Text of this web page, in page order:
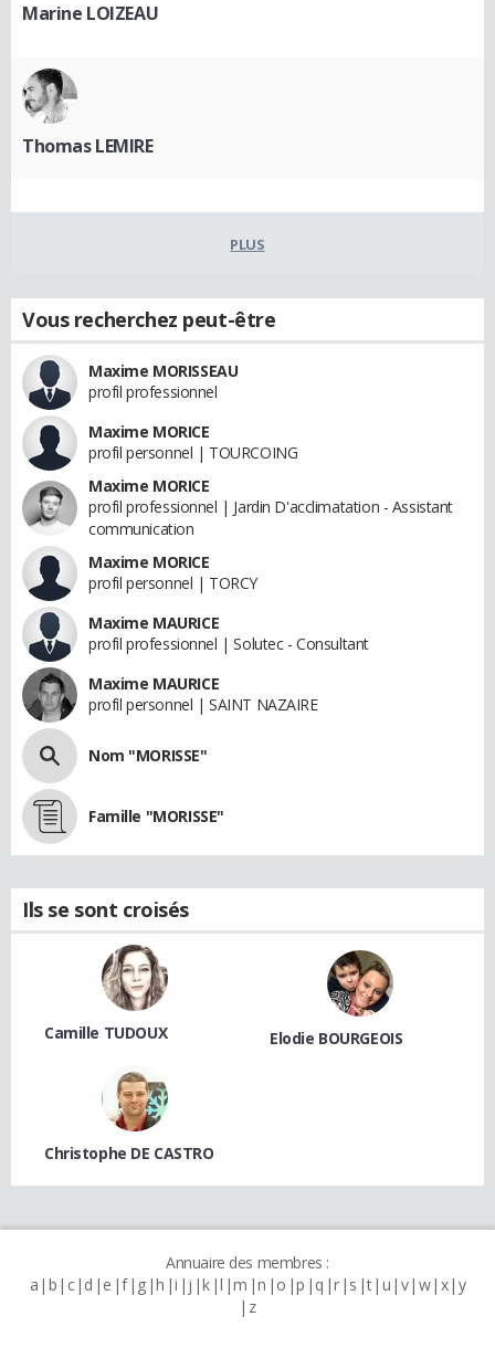
Marine LOIZEAU
Thomas LEMIRE
PLUS
Vous recherchez peut-être
Maxime MORISSEAU
profil professionnel
Maxime MORICE
profil personnel | TOURCOING
Maxime MORICE
profil professionnel | Jardin D'acclimatation - Assistant
communication
Maxime MORICE
profil personnel | TORCY
Maxime MAURICE
profil professionnel | Solutec - Consultant
Maxime MAURICE
profil personnel | SAINT NAZAIRE
Nom "MORISSE"
Famille "MORISSE"
Ils se sont croisés
Camille TUDOUX Elodie BOURGEOIS
Christophe DE CASTRO
Annuaire des membres :
a b c d e f g h i j k l m n o p q r s t u v w x y
z